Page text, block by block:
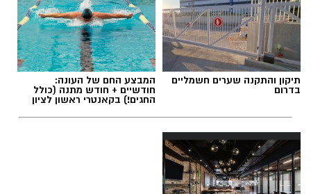
תיקון והתקנה שערים חשמליים
בדרום
המבצע החם של העונה:
חודשיים + חודש מתנה (כולל
החגים!) בקאנטרי ראשון לציון